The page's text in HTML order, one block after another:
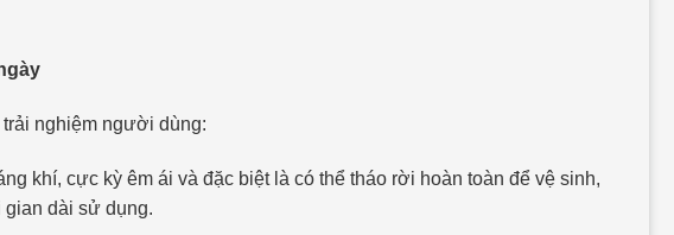
trải nghiệm người dùng:
khí, cực kỳ êm ái và đặc biệt là có thể tháo rời hoàn toàn để vệ sinh,
gian dài sử dụng.